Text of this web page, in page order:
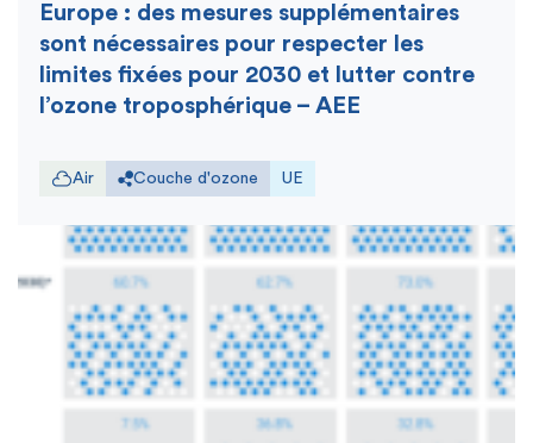
Europe : des mesures supplémentaires
sont nécessaires pour respecter les
limites fixées pour 2030 et lutter contre
l’ozone troposphérique – AEE
Air Couche d'ozone UE